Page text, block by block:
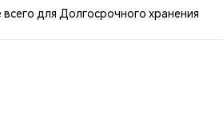
для Долгосрочного хранения